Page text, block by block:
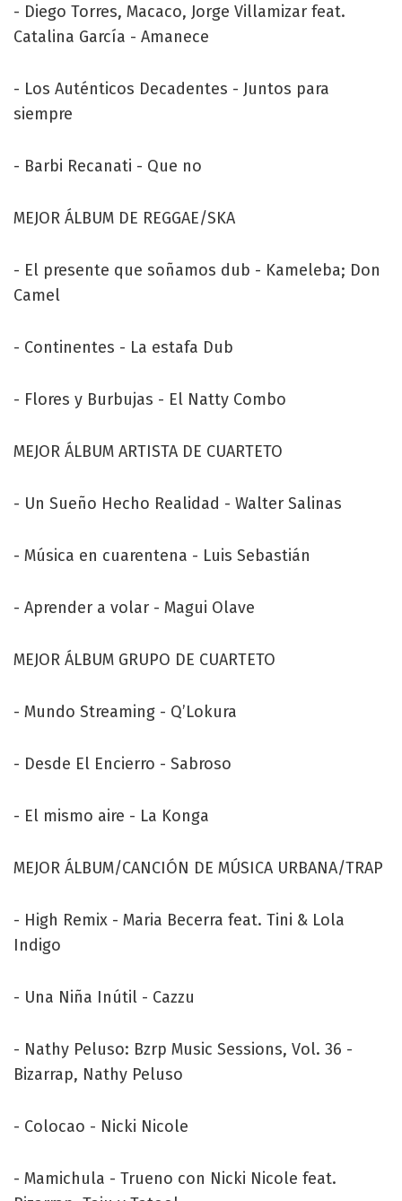
- Diego Torres, Macaco, Jorge Villamizar feat.
Catalina García - Amanece
- Los Auténticos Decadentes - Juntos para
siempre
- Barbi Recanati - Que no
MEJOR ÁLBUM DE REGGAE/SKA
- El presente que soñamos dub - Kameleba; Don
Camel
- Continentes - La estafa Dub
- Flores y Burbujas - El Natty Combo
MEJOR ÁLBUM ARTISTA DE CUARTETO
- Un Sueño Hecho Realidad - Walter Salinas
- Música en cuarentena - Luis Sebastián
- Aprender a volar - Magui Olave
MEJOR ÁLBUM GRUPO DE CUARTETO
- Mundo Streaming - Q’Lokura
- Desde El Encierro - Sabroso
- El mismo aire - La Konga
MEJOR ÁLBUM/CANCIÓN DE MÚSICA URBANA/TRAP
- High Remix - Maria Becerra feat. Tini & Lola
Indigo
- Una Niña Inútil - Cazzu
- Nathy Peluso: Bzrp Music Sessions, Vol. 36 -
Bizarrap, Nathy Peluso
- Colocao - Nicki Nicole
- Mamichula - Trueno con Nicki Nicole feat.